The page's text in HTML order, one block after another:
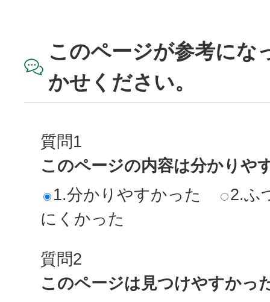
このページが参考にな
かせください。
質問1
このページの内容は分かりや
1.分かりやすかった
2.ふ
にくかった
質問2
このページは見つけやすかっ